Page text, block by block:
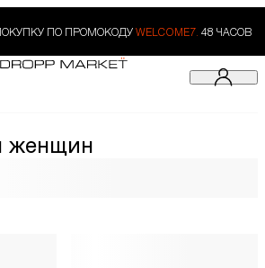
ПО ПРОМОКОДУ WELCOME7. 48 ЧАСОВ
женщин